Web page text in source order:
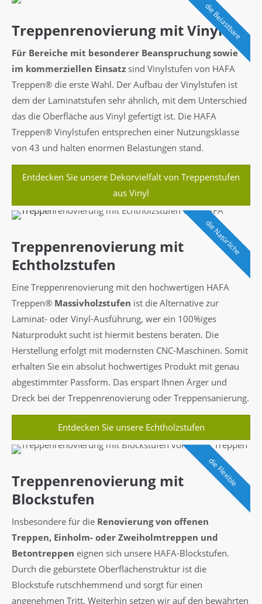
die Belastbare
Treppenrenovierung mit Vinyl
Für Bereiche mit besonderer Beanspruchung sowie
im kommerziellen Einsatz sind Vinylstufen von HAFA
Treppen® die erste Wahl. Der Aufbau der Vinylstufen ist
dem der Laminatstufen sehr ähnlich, mit dem Unterschied
das die Oberfläche aus Vinyl gefertigt ist. Die HAFA
Treppen® Vinylstufen entsprechen einer Nutzungsklasse
von 43 und halten enormen Belastungen stand.
Entdecken Sie unsere Dekorvielfalt von Treppenstufen
aus Vinyl
die Natürliche
Treppenrenovierung mit
Echtholzstufen
Eine Treppenrenovierung mit den hochwertigen HAFA
Treppen® Massivholzstufen ist die Alternative zur
Laminat- oder Vinyl-Ausführung, wer ein 100%iges
Naturprodukt sucht ist hiermit bestens beraten. Die
Herstellung erfolgt mit modernsten CNC-Maschinen. Somit
erhalten Sie ein absolut hochwertiges Produkt mit genau
abgestimmter Passform. Das erspart Ihnen Ärger und
Dreck bei der Treppenrenovierung oder Treppensanierung.
Entdecken Sie unsere Echtholzstufen
die Flexible
Treppenrenovierung mit
Blockstufen
Insbesondere für die Renovierung von offenen
Treppen, Einholm- oder Zweiholmtreppen und
Betontreppen eignen sich unsere HAFA-Blockstufen.
Durch die gebürstete Oberflächenstruktur ist die
Blockstufe rutschhemmend und sorgt für einen
angenehmen Tritt. Weiterhin setzen wir auf den bewährten